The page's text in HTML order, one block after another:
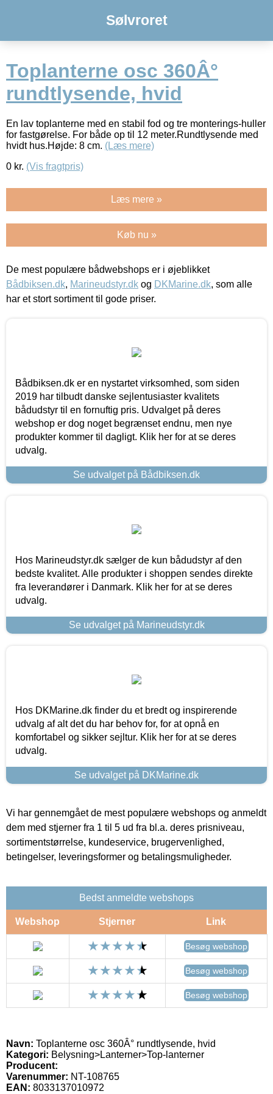
Sølvroret
Toplanterne osc 360Â°
rundtlysende, hvid
En lav toplanterne med en stabil fod og tre monterings-huller
for fastgørelse. For både op til 12 meter.Rundtlysende med
hvidt hus.Højde: 8 cm. (Læs mere)
0 kr. (Vis fragtpris)
Læs mere »
Køb nu »
De mest populære bådwebshops er i øjeblikket
Bådbiksen.dk, Marineudstyr.dk og DKMarine.dk, som alle
har et stort sortiment til gode priser.
Bådbiksen.dk er en nystartet virksomhed, som siden
2019 har tilbudt danske sejlentusiaster kvalitets
bådudstyr til en fornuftig pris. Udvalget på deres
webshop er dog noget begrænset endnu, men nye
produkter kommer til dagligt. Klik her for at se deres
udvalg.
Se udvalget på Bådbiksen.dk
Hos Marineudstyr.dk sælger de kun bådudstyr af den
bedste kvalitet. Alle produkter i shoppen sendes direkte
fra leverandører i Danmark. Klik her for at se deres
udvalg.
Se udvalget på Marineudstyr.dk
Hos DKMarine.dk finder du et bredt og inspirerende
udvalg af alt det du har behov for, for at opnå en
komfortabel og sikker sejltur. Klik her for at se deres
udvalg.
Se udvalget på DKMarine.dk
Vi har gennemgået de mest populære webshops og anmeldt
dem med stjerner fra 1 til 5 ud fra bl.a. deres prisniveau,
sortimentstørrelse, kundeservice, brugervenlighed,
betingelser, leveringsformer og betalingsmuligheder.
Bedst anmeldte webshops
Webshop Stjerner Link
Besøg webshop
Besøg webshop
Besøg webshop
Navn: Toplanterne osc 360Â° rundtlysende, hvid
Kategori: Belysning>Lanterner>Top-lanterner
Producent:
Varenummer: NT-108765
EAN: 8033137010972